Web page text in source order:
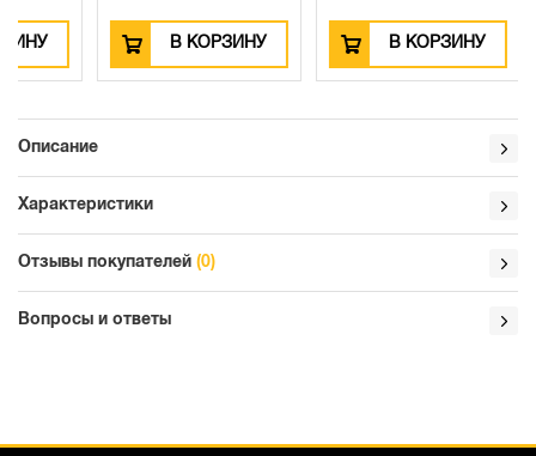
В КОРЗИНУ В КОРЗИНУ
Описание
Характеристики
Отзывы покупателей (0)
Вопросы и ответы